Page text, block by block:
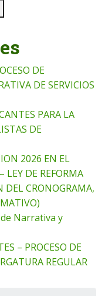
DE
DE SERVICIOS
PARA LA
DE
2026 EN EL
LEY DE REFORMA
DEL CRONOGRAMA,
Narrativa y
– PROCESO DE
REGULAR